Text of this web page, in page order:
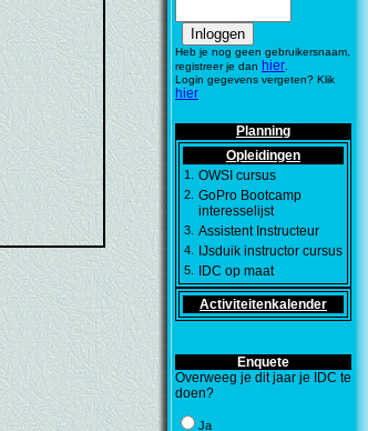
Heb je nog geen gebruikersnaam,
registreer je dan hier
Login gegevens vergeten? Klik
hier
Planning
Opleidingen
1. OWSI cursus
2. GoPro Bootcamp
interesselijst
3. Assistent Instructeur
4. IJsduik instructor cursus
5. IDC op maat
Activiteitenkalender
Enquete
Overweeg je dit jaar je IDC te
doen?
Ja